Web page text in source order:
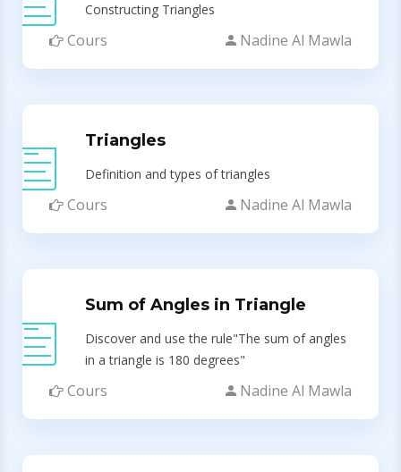
Constructing Triangles
Cours Nadine Al Mawla
Triangles
Definition and types of triangles
Cours Nadine Al Mawla
Sum of Angles in Triangle
Discover and use the rule"The sum of angles
in a triangle is 180 degrees"
Cours Nadine Al Mawla